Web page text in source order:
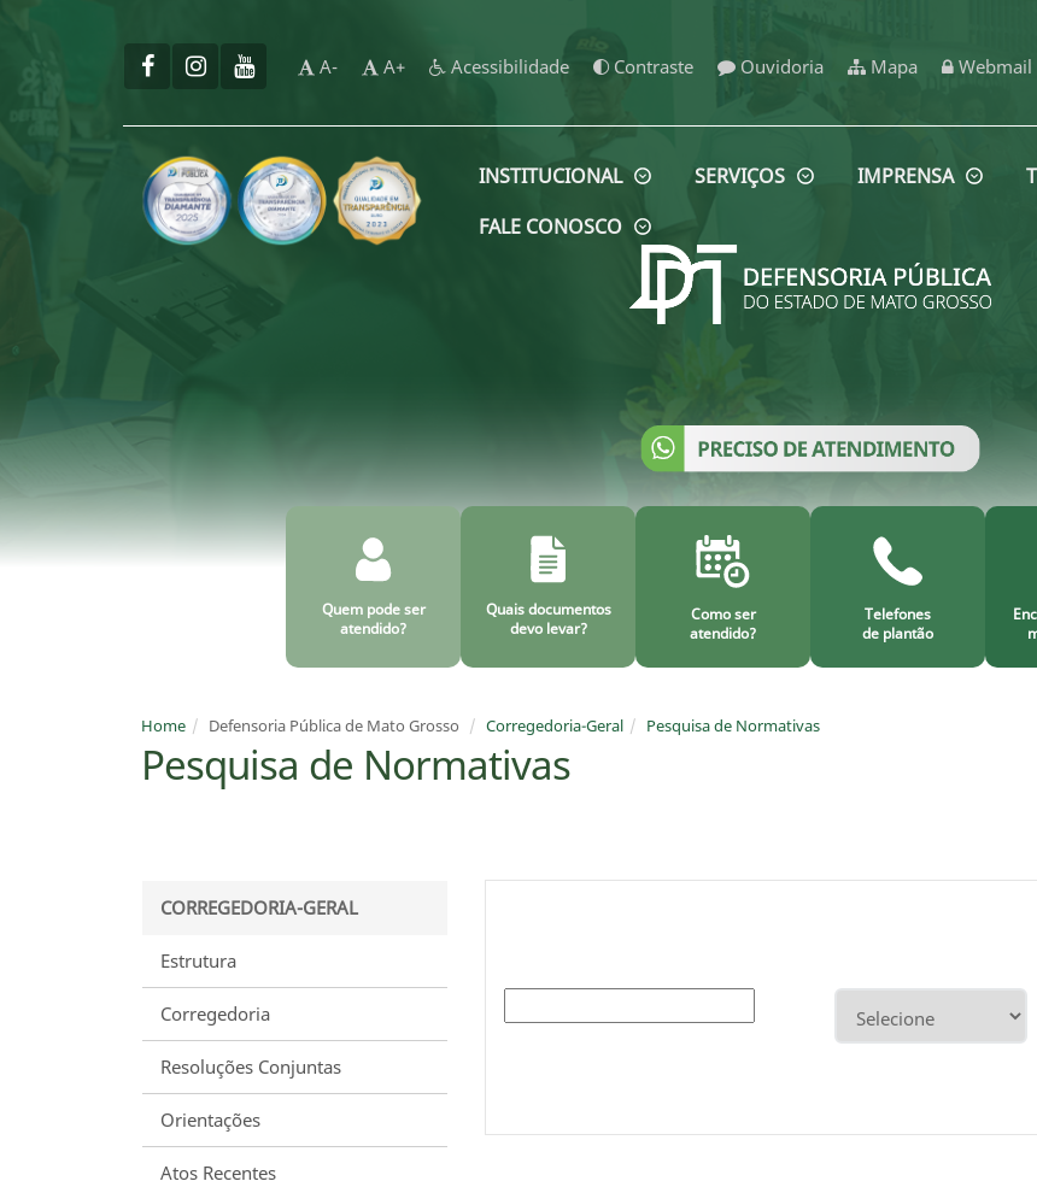
A- A+ Acessibilidade Contraste Ouvidoria Mapa Webmail
INSTITUCIONAL SERVIÇOS IMPRENSA
FALE CONOSCO
Quem pode ser
atendido?
Quais documentos
devo levar?
Como ser
atendido?
Telefones
de plantão
Home Defensoria Pública de Mato Grosso Corregedoria-Geral Pesquisa de Normativas
Pesquisa de Normativas
CORREGEDORIA-GERAL
Estrutura
Corregedoria
Resoluções Conjuntas
Orientações
Atos Recentes